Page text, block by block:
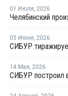
01 Июля, 2026
05 Июня, 2026
14 Мая, 2026